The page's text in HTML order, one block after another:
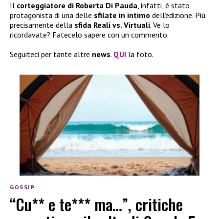
Il corteggiatore di Roberta Di Pauda, infatti, è stato
protagonista di una delle sfilate in intimo dell’edizione. Più
precisamente della sfida Reali vs. Virtuali. Ve lo
ricordavate? Fatecelo sapere con un commento.
Seguiteci per tante altre news. QUI la foto.
GOSSIP
“Cu** e te*** ma…”, critiche